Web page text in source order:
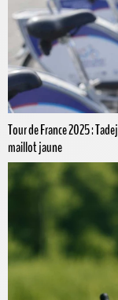
Tour de France 2025 :
maillot jaune